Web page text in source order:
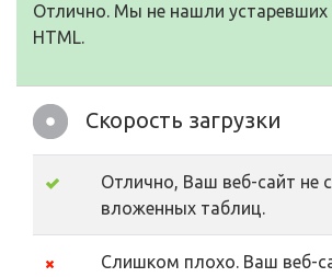
Отлично. Мы не нашли устаревших
HTML.
Скорость загрузки
Отлично, Ваш веб-сайт не
вложенных таблиц.
Слишком плохо. Ваш веб-